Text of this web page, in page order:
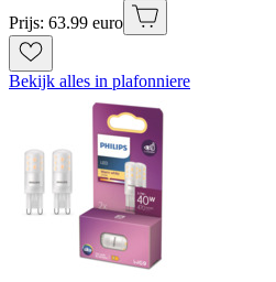
Prijs: 63.99 euro
Bekijk alles in plafonniere